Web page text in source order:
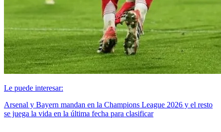
Le puede interesar:
Arsenal y Bayern mandan en la Champions League 2026 y el resto
se juega la vida en la última fecha para clasificar